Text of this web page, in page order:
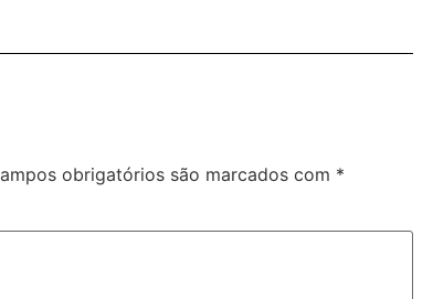
obrigatórios são marcados com *